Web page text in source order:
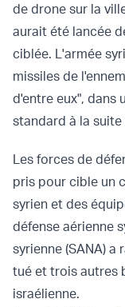
de drone sur la
aurait été lancée
ciblée. L'armée
missiles de
d'entre eux", dans
standard à la
Les forces de
pris pour cible un
syrien et des
défense aérienne
syrienne (SANA)
tué et trois autres
israélienne.